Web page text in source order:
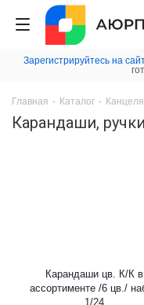
Зарегистрируйтесь на
Главная - Каталог -
Карандаши,
Карандаши цв. К/К в
ассортименте /6 цв./
1/24